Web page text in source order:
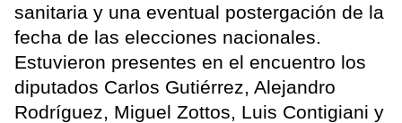
sanitaria y una eventual postergación de la
fecha de las elecciones nacionales.
Estuvieron presentes en el encuentro los
diputados Carlos Gutiérrez, Alejandro
Rodríguez, Miguel Zottos, Luis Contigiani y